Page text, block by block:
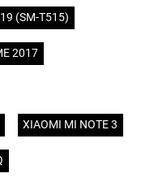
(SM-T515)
2017
XIAOMI MI NOTE 3